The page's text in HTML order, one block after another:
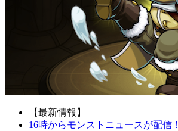
【最新情報】
16時からモンストニュースが配信！